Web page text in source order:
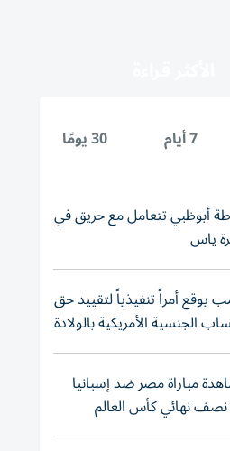
7 أيام 30 يومًا
أبوظبي تتعامل مع حريق في
ياس
يوقع أمراً تنفيذياً لتقييد حق
الجنسية الأمريكية بالولادة
مباراة مصر ضد إسبانيا
نهائي كأس العالم
اليد 2026